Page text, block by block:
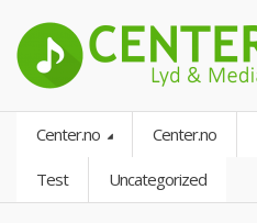
Center.no Center.no
Test Uncategorized